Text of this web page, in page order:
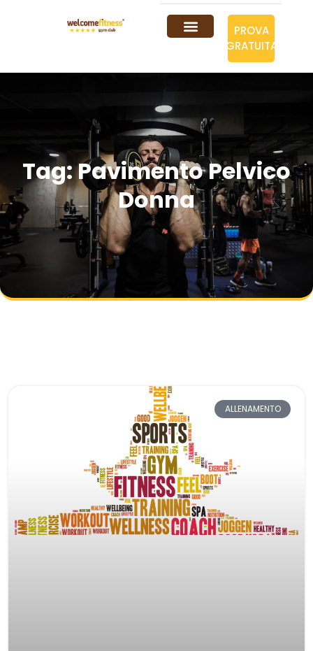
PROVA
GRATUITA
Tag: Pavimento Pelvico
Donna
ALLENAMENTO